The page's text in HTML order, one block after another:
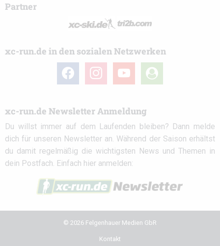
Partner
xc-run.de in den sozialen Netzwerken
facebook instagramyoutube
user-
circle
xc-run.de Newsletter Anmeldung
Du willst immer auf dem Laufenden bleiben? Dann melde
dich für unseren Newsletter an. Während der Saison erhältst
du damit regelmäßig die wichtigsten News und Themen in
dein Postfach. Einfach hier anmelden:
© 2026 Felgenhauer Medien GbR
Kontakt